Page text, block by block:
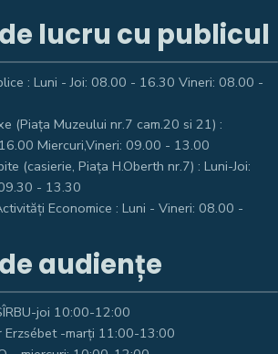
lucru cu publicul
: Luni - Joi: 08.00 - 16.30 Vineri: 08.00 -
(Piața Muzeului nr.7 cam.20 si 21) :
Miercuri,Vineri: 09.00 - 13.00
(casierie, Piața H.Oberth nr.7) : Luni-Joi:
- 13.30
Economice : Luni - Vineri: 08.00 -
audiențe
joi 10:00-12:00
Erzsébet -marți 11:00-13:00